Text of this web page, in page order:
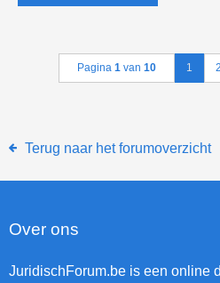
Pagina 1 van 10 1 2
Terug naar het forumoverzicht
Over ons
JuridischForum.be is een online